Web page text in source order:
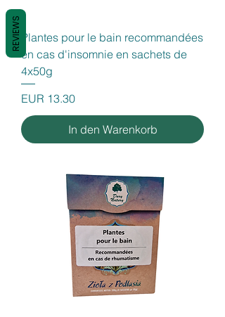
Plantes pour le bain recommandées
en cas d'insomnie en sachets de
4x50g
Preis
EUR 13.30
In den Warenkorb
REVIEWS